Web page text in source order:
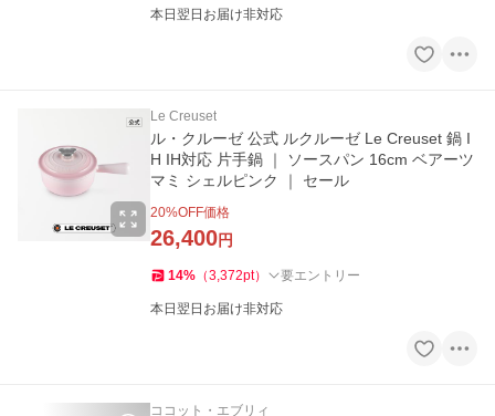
本日翌日お届け非対応
Le Creuset
ル・クルーゼ 公式 ルクルーゼ Le Creuset 鍋 I
H IH対応 片手鍋 ｜ ソースパン 16cm ベアーツ
マミ シェルピンク ｜ セール
20%OFF価格
26,400円
14% （3,372pt） 要エントリー
本日翌日お届け非対応
ココット・エブリィ